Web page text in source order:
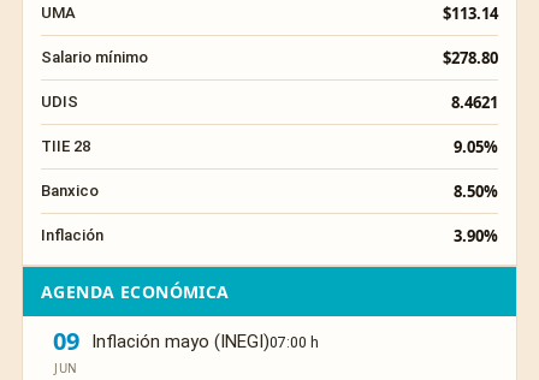
UMA $113.14
Salario mínimo $278.80
UDIS 8.4621
TIIE 28 9.05%
Banxico 8.50%
Inflación 3.90%
AGENDA ECONÓMICA
09
JUN
Inflación mayo (INEGI)07:00 h